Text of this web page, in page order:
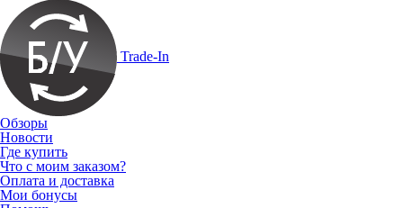
Trade-In
Обзоры
Новости
Где купить
Что с моим заказом?
Оплата и доставка
Мои бонусы